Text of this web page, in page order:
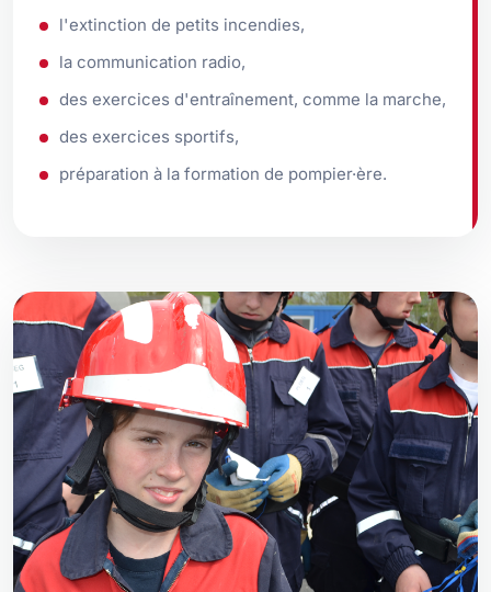
l'extinction de petits incendies,
la communication radio,
des exercices d'entraînement, comme la marche,
des exercices sportifs,
préparation à la formation de pompier·ère.